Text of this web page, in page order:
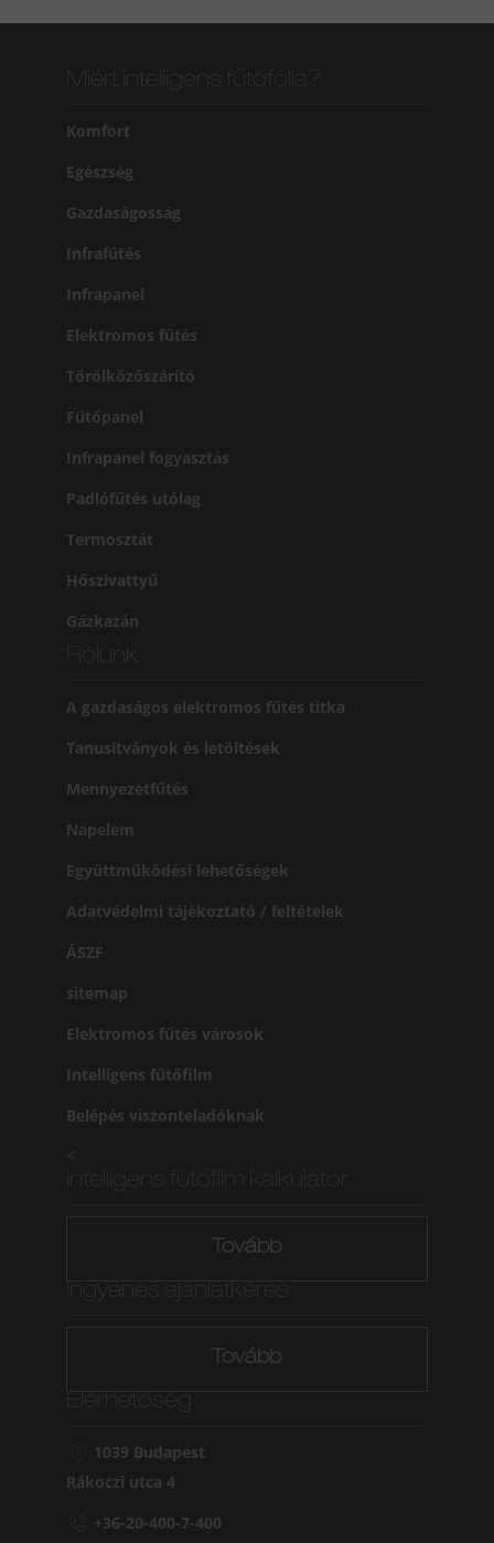
Komfort
Egészség
Gazdaságosság
Infrafűtés
Infrapanel
Elektromos fűtés
Törölközőszárító
Fűtőpanel
Infrapanel fogyasztás
Padlófűtés utólag
Termosztát
Hőszivattyú
Gázkazán
A gazdaságos elektromos fűtés titka
Tanusítványok és letöltések
Mennyezetfűtés
Napelem
Együttműködési lehetőségek
Adatvédelmi tájékoztató / feltételek
ÁSZF
sitemap
Elektromos fűtés városok
Intelligens fűtőfilm
Belépés viszonteladóknak
<
Tovább
Tovább
1039 Budapest
Rákoczi utca 4
+36-20-400-7-400